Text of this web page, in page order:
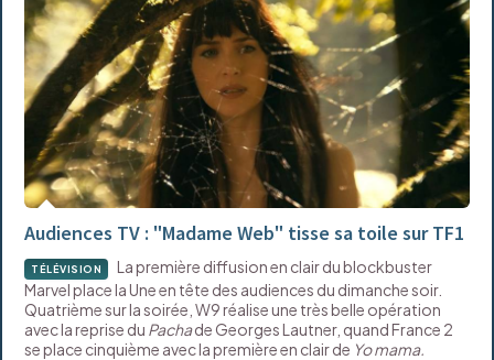
Audiences TV : "Madame Web" tisse sa toile sur TF1
TÉLÉVISION
La première diffusion en clair du blockbuster
Marvel place la Une en tête des audiences du dimanche soir.
Quatrième sur la soirée, W9 réalise une très belle opération
avec la reprise du Pachade Georges Lautner, quand France 2
se place cinquième avec la première en clair de Yo mama.